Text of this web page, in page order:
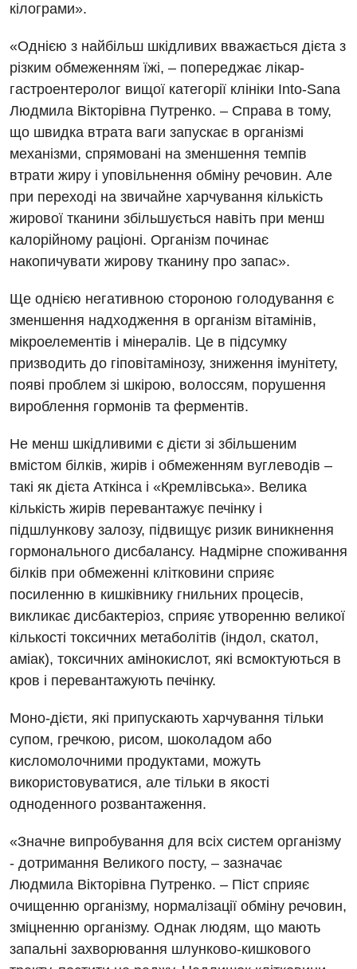
Вакансії
Заходи БПР
Інтернатура
Енциклопедія
Програма лояльності
Відгуки
Відео
Діагностика
Діагностичне відділення
Ендоскопічне відділення
Інструментальна діагностика
Рентгенографія
УЗД
Для дорослих
Акушерство і гінекологія
Алергологія, імунологія
Андрологія
Безоплатні послуги
Вакцинація
Гастроентерологія
Гематологія
Дерматовенерологія
Ендокринологія
Кардіологія
Мамологія
Неврологія
Онкологічне відділлення
Оториноларингологія
Офтальмологічне відділення
Декларування
Національний скринінг здоров’я 40+
Російська
кілограми».
«Однією з найбільш шкідливих вважається дієта з
різким обмеженням їжі, – попереджає лікар-
гастроентеролог вищої категорії клініки Into-Sana
Людмила Вікторівна Путренко. – Справа в тому,
що швидка втрата ваги запускає в організмі
механізми, спрямовані на зменшення темпів
втрати жиру і уповільнення обміну речовин. Але
при переході на звичайне харчування кількість
жирової тканини збільшується навіть при менш
калорійному раціоні. Організм починає
накопичувати жирову тканину про запас».
Ще однією негативною стороною голодування є
зменшення надходження в організм вітамінів,
мікроелементів і мінералів. Це в підсумку
призводить до гіповітамінозу, зниження імунітету,
появі проблем зі шкірою, волоссям, порушення
вироблення гормонів та ферментів.
Не менш шкідливими є дієти зі збільшеним
вмістом білків, жирів і обмеженням вуглеводів –
такі як дієта Аткінса і «Кремлівська». Велика
кількість жирів перевантажує печінку і
підшлункову залозу, підвищує ризик виникнення
гормонального дисбалансу. Надмірне споживання
білків при обмеженні клітковини сприяє
посиленню в кишківнику гнильних процесів,
викликає дисбактеріоз, сприяє утворенню великої
кількості токсичних метаболітів (індол, скатол,
аміак), токсичних амінокислот, які всмоктуються в
кров і перевантажують печінку.
Моно-дієти, які припускають харчування тільки
супом, гречкою, рисом, шоколадом або
кисломолочними продуктами, можуть
використовуватися, але тільки в якості
одноденного розвантаження.
«Значне випробування для всіх систем організму
- дотримання Великого посту, – зазначає
Людмила Вікторівна Путренко. – Піст сприяє
очищенню організму, нормалізації обміну речовин,
зміцненню організму. Однак людям, що мають
запальні захворювання шлунково-кишкового